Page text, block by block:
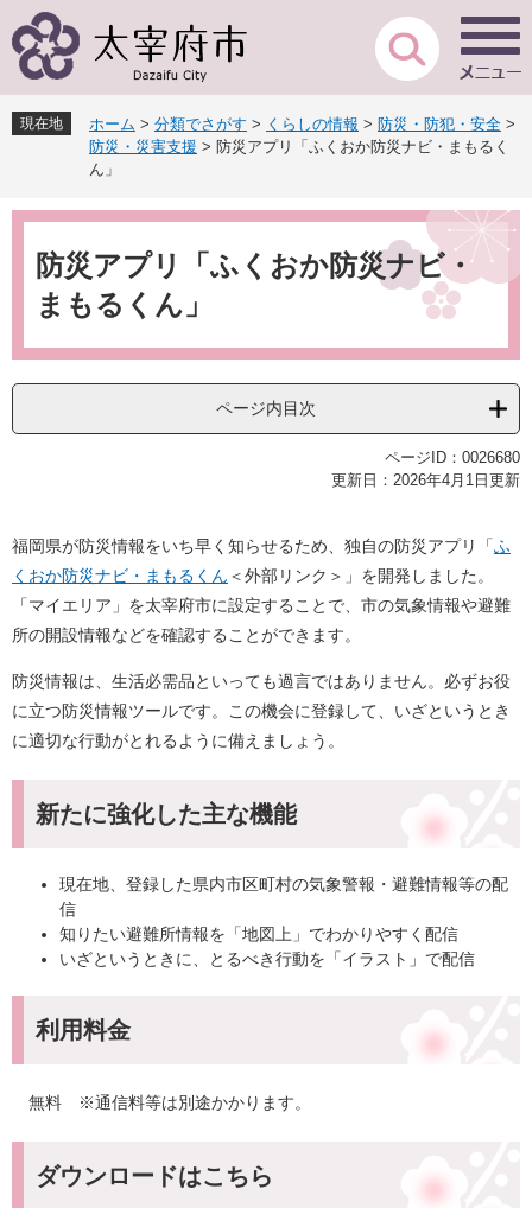
ー
先
頭
。
ニ
を
飛
て
現在地 ホーム > 分類でさがす > くらしの情報 > 防災・防犯・安全 >
防災・災害支援 > 防災アプリ「ふくおか防災ナビ・まもるく
ん」
本
防災アプリ「ふくおか防災ナビ・
まもるくん」
ページ内目次
ページID：0026680
更新日：2026年4月1日更新
福岡県が防災情報をいち早く知らせるため、独自の防災アプリ「ふ
くおか防災ナビ・まもるくん ＜外部リンク＞ 」を開発しました。
「マイエリア」を太宰府市に設定することで、市の気象情報や避難
所の開設情報などを確認することができます。
防災情報は、生活必需品といっても過言ではありません。必ずお役
に立つ防災情報ツールです。この機会に登録して、いざというとき
に適切な行動がとれるように備えましょう。
新たに強化した主な機能
現在地、登録した県内市区町村の気象警報・避難情報等の配
信
知りたい避難所情報を「地図上」でわかりやすく配信
いざというときに、とるべき行動を「イラスト」で配信
利用料金
無料 ※通信料等は別途かかります。
ダウンロードはこちら